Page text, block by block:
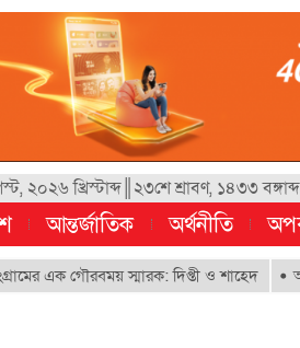
২০২৬ খ্রিস্টাব্দ║২৩শে শ্রাবণ, ১৪৩৩
আন্তর্জাতিক অর্থনীতি
স্মারক: দিপ্তী ও শাহেদ আমিও